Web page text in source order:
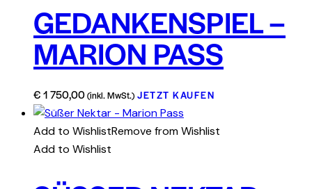
GEDANKENSPIEL –
MARION PASS
€1 750,00(inkl. MwSt.) JETZT KAUFEN
Add to WishlistRemove from Wishlist
Add to Wishlist